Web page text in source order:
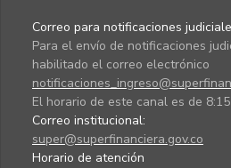
Correo para notificaciones
Para el envío de notificaciones
habilitado el correo electrónico
El horario de este canal es de 8:15
Correo institucional:
super@superfinanciera.gov.co
Horario de atención